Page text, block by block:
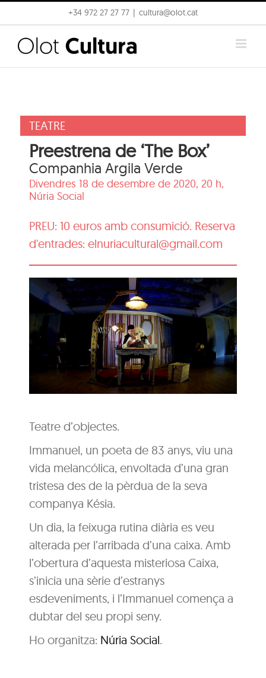
to
content
+34 972 27 27 77 cultura@olot.cat
TEATRE
Preestrena de ‘The Box’
Companhia Argila Verde
Divendres 18 de desembre de 2020, 20 h,
Núria Social
PREU: 10 euros amb consumició. Reserva
d'entrades: elnuriacultural@gmail.com
Teatre d’objectes.
Immanuel, un poeta de 83 anys, viu una
vida melancólica, envoltada d’una gran
tristesa des de la pèrdua de la seva
companya Késia.
Un dia, la feixuga rutina diària es veu
alterada per l’arribada d’una caixa. Amb
l’obertura d’aquesta misteriosa Caixa,
s’inicia una sèrie d’estranys
esdeveniments, i l’Immanuel comença a
dubtar del seu propi seny.
Ho organitza: Núria Social.